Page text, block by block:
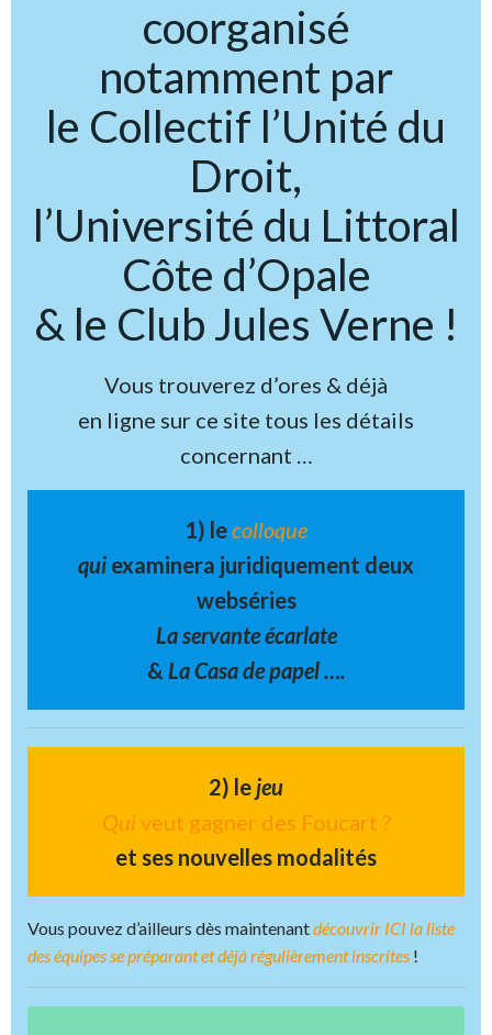
coorganisé
notamment par
le Collectif l’Unité du
Droit,
l’Université du Littoral
Côte d’Opale
& le Club Jules Verne !
Vous trouverez d’ores & déjà
en ligne sur ce site tous les détails
concernant …
1) lecolloque
qui examinera juridiquement deux
webséries
La servante écarlate
& La Casa de papel ….
2) le jeu
Qui veut gagner des Foucart ?
et ses nouvelles modalités
Vous pouvez d’ailleurs dès maintenantdécouvrir ICI la liste
des équipes se préparant et déjà régulièrement inscrites !